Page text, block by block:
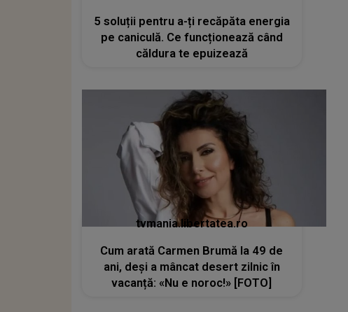
5 soluții pentru a-ți recăpăta energia
pe caniculă. Ce funcționează când
căldura te epuizează
tvmania.libertatea.ro
Cum arată Carmen Brumă la 49 de
ani, deși a mâncat desert zilnic în
vacanță: «Nu e noroc!» [FOTO]